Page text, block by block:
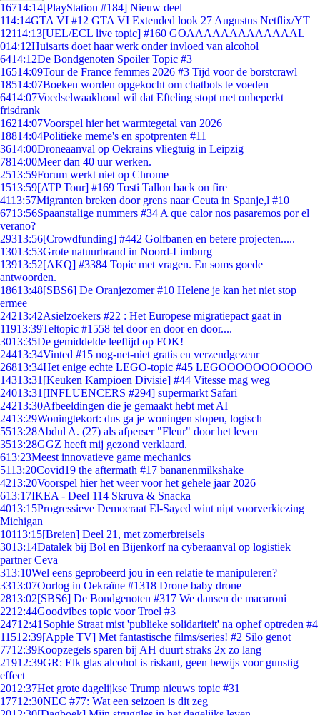
16714:14[PlayStation #184] Nieuw deel
114:14GTA VI #12 GTA VI Extended look 27 Augustus Netflix/YT
12114:13[UEL/ECL live topic] #160 GOAAAAAAAAAAAAAL
014:12Huisarts doet haar werk onder invloed van alcohol
6414:12De Bondgenoten Spoiler Topic #3
16514:09Tour de France femmes 2026 #3 Tijd voor de borstcrawl
18514:07Boeken worden opgekocht om chatbots te voeden
6414:07Voedselwaakhond wil dat Efteling stopt met onbeperkt
frisdrank
16214:07Voorspel hier het warmtegetal van 2026
18814:04Politieke meme's en spotprenten #11
3614:00Droneaanval op Oekrains vliegtuig in Leipzig
7814:00Meer dan 40 uur werken.
2513:59Forum werkt niet op Chrome
1513:59[ATP Tour] #169 Tosti Tallon back on fire
4113:57Migranten breken door grens naar Ceuta in Spanje,l #10
6713:56Spaanstalige nummers #34 A que calor nos pasaremos por el
verano?
29313:56[Crowdfunding] #442 Golfbanen en betere projecten.....
13013:53Grote natuurbrand in Noord-Limburg
13913:52[AKQ] #3384 Topic met vragen. En soms goede
antwoorden.
18613:48[SBS6] De Oranjezomer #10 Helene je kan het niet stop
ermee
24213:42Asielzoekers #22 : Het Europese migratiepact gaat in
11913:39Teltopic #1558 tel door en door en door....
3013:35De gemiddelde leeftijd op FOK!
24413:34Vinted #15 nog-net-niet gratis en verzendgezeur
26813:34Het enige echte LEGO-topic #45 LEGOOOOOOOOOOO
14313:31 [Keuken Kampioen Divisie] #44 Vitesse mag weg
24013:31 [INFLUENCERS #294] supermarkt Safari
24213:30Afbeeldingen die je gemaakt hebt met AI
2413:29Woningtekort: dus ga je woningen slopen, logisch
5513:28Abdul A. (27) als afperser "Fleur" door het leven
3513:28GGZ heeft mij gezond verklaard.
613:23Meest innovatieve game mechanics
5113:20Covid19 the aftermath #17 bananenmilkshake
4213:20Voorspel hier het weer voor het gehele jaar 2026
613:17IKEA - Deel 114 Skruva & Snacka
4013:15Progressieve Democraat El-Sayed wint nipt voorverkiezing
Michigan
10113:15[Breien] Deel 21, met zomerbreisels
3013:14Datalek bij Bol en Bijenkorf na cyberaanval op logistiek
partner Ceva
313:10Wel eens geprobeerd jou in een relatie te manipuleren?
3313:07Oorlog in Oekraïne #1318 Drone baby drone
2813:02[SBS6] De Bondgenoten #317 We dansen de macaroni
2212:44Goodvibes topic voor Troel #3
24712:41 Sophie Straat mist 'publieke solidariteit' na ophef optreden #4
11512:39[Apple TV] Met fantastische films/series! #2 Silo genot
7712:39Koopzegels sparen bij AH duurt straks 2x zo lang
21912:39GR: Elk glas alcohol is riskant, geen bewijs voor gunstig
effect
2012:37Het grote dagelijkse Trump nieuws topic #31
17712:30NEC #77: Wat een seizoen is dit zeg